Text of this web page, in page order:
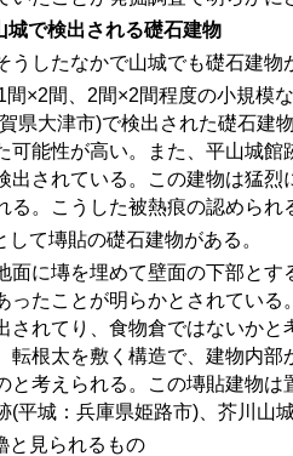
城で検出される礎石建物
したなかで山城でも礎石建物
間×2間、 2間×2間程度の小規模
県大津市)で検出された礎石建
可能性が高い。また、平山城
出されている。この建物は猛
る。こうした被熱痕の認めら
して塼貼の礎石建物がある。
に塼を埋めて壁面の下部とす
ったことが明らかとされてい
されてり、食物倉ではないか
転根太を敷く構造で、建物内
と考えられる。この塼貼建物
(平城：兵庫県姫路市)、芥川山
と見られるもの